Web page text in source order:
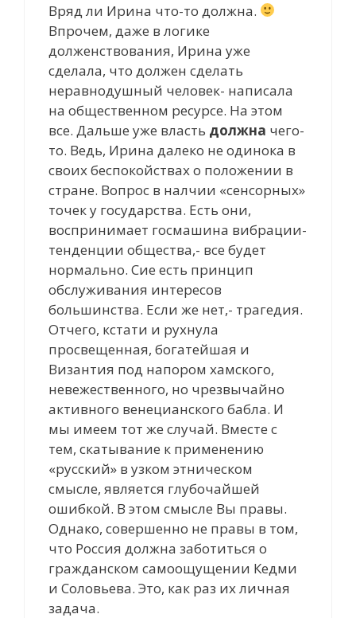
Вряд ли Ирина что-то должна.
Впрочем, даже в логике
долженствования, Ирина уже
сделала, что должен сделать
неравнодушный человек- написала
на общественном ресурсе. На этом
все. Дальше уже власть должна чего-
то. Ведь, Ирина далеко не одинока в
своих беспокойствах о положении в
стране. Вопрос в налчии «сенсорных»
точек у государства. Есть они,
воспринимает госмашина вибрации-
тенденции общества,- все будет
нормально. Сие есть принцип
обслуживания интересов
большинства. Если же нет,- трагедия.
Отчего, кстати и рухнула
просвещенная, богатейшая и
Византия под напором хамского,
невежественного, но чрезвычайно
активного венецианского бабла. И
мы имеем тот же случай. Вместе с
тем, скатывание к применению
«русский» в узком этническом
смысле, является глубочайшей
ошибкой. В этом смысле Вы правы.
Однако, совершенно не правы в том,
что Россия должна заботиться о
гражданском самоощущении Кедми
и Соловьева. Это, как раз их личная
задача.